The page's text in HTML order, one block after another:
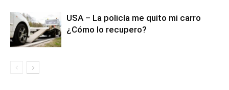
USA – La policía me quito mi carro
¿Cómo lo recupero?